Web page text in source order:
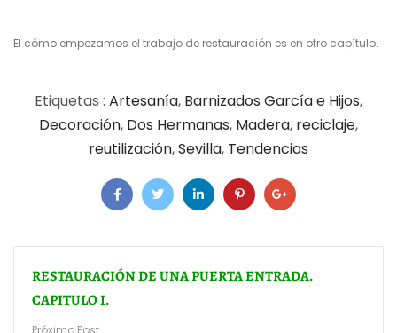
El cómo empezamos el trabajo de restauración es en otro capítulo.
Etiquetas : Artesanía, Barnizados García e Hijos,
Decoración, Dos Hermanas, Madera, reciclaje,
reutilización,Sevilla, Tendencias
RESTAURACIÓN DE UNA PUERTA ENTRADA.
CAPITULO I.
Próximo Post